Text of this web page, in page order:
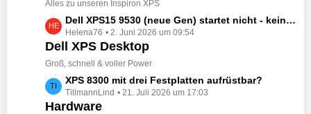
Alles zu unseren Inspiron XPS
L
e
t
z
e
B
Dell XPS15 9530 (neue Gen) startet nicht - kein booten, kein Licht - nichts tut sich - hat jemand eine Idee wie man ihn zum Leben erwecken könnte?
Helena76 2. Juni 2026 um 09:54
Dell XPS Desktop
Groß, schnell & voller Power
L
e
t
XPS 8300 mit drei Festplatten aufrüstbar?
TillmannLind 21. Juli 2026 um 17:03
Hardware